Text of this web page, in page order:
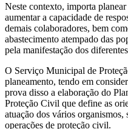
Neste contexto, importa
aumentar a capacidade de
demais colaboradores, bem
abastecimento atempado das
pela manifestação dos
O Serviço Municipal de
planeamento, tendo em
prova disso a elaboração do
Proteção Civil que define as
atuação dos vários organismos,
operações de proteção civil.